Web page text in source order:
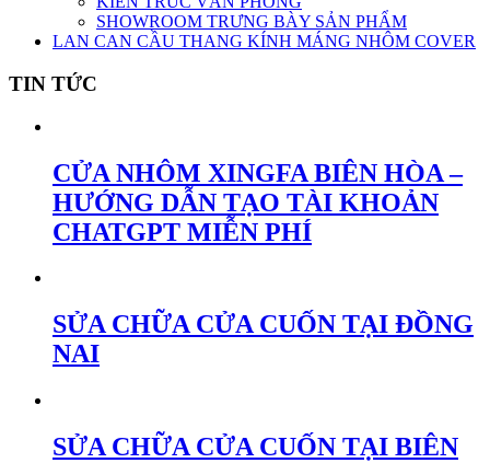
SHOWROOM TRƯNG BÀY SẢN PHẨM
LAN CAN CẦU THANG KÍNH MÁNG NHÔM COVER
TIN TỨC
CỬA NHÔM XINGFA BIÊN HÒA –
HƯỚNG DẪN TẠO TÀI KHOẢN
CHATGPT MIỄN PHÍ
SỬA CHỮA CỬA CUỐN TẠI ĐỒNG
NAI
SỬA CHỮA CỬA CUỐN TẠI BIÊN